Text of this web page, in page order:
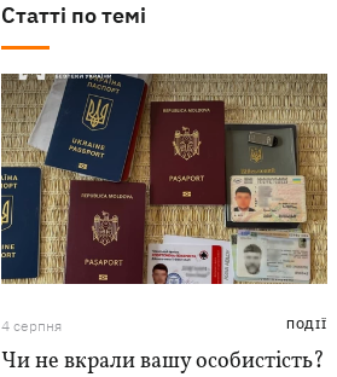
Статті по темі
4 серпня ПОДІЇ
Чи не вкрали вашу особистість?